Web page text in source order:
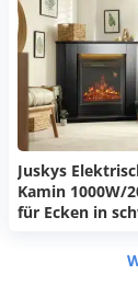
Juskys
Kamin 1000W/
für Ecken in